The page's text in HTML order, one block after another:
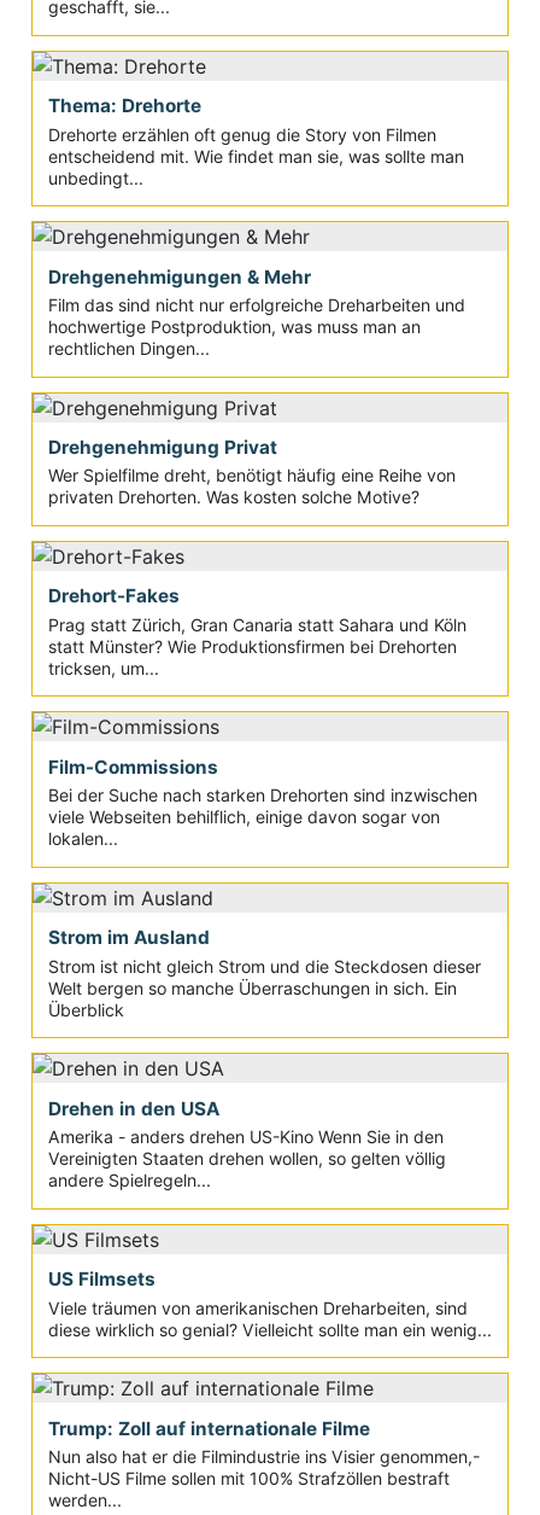
geschafft, sie...
Thema: Drehorte
Drehorte erzählen oft genug die Story von Filmen
entscheidend mit. Wie findet man sie, was sollte man
unbedingt...
Drehgenehmigungen & Mehr
Film das sind nicht nur erfolgreiche Dreharbeiten und
hochwertige Postproduktion, was muss man an
rechtlichen Dingen...
Drehgenehmigung Privat
Wer Spielfilme dreht, benötigt häufig eine Reihe von
privaten Drehorten. Was kosten solche Motive?
Drehort-Fakes
Prag statt Zürich, Gran Canaria statt Sahara und Köln
statt Münster? Wie Produktionsfirmen bei Drehorten
tricksen, um...
Film-Commissions
Bei der Suche nach starken Drehorten sind inzwischen
viele Webseiten behilflich, einige davon sogar von
lokalen...
Strom im Ausland
Strom ist nicht gleich Strom und die Steckdosen dieser
Welt bergen so manche Überraschungen in sich. Ein
Überblick
Drehen in den USA
Amerika - anders drehen US-Kino Wenn Sie in den
Vereinigten Staaten drehen wollen, so gelten völlig
andere Spielregeln...
US Filmsets
Viele träumen von amerikanischen Dreharbeiten, sind
diese wirklich so genial? Vielleicht sollte man ein wenig...
Trump: Zoll auf internationale Filme
Nun also hat er die Filmindustrie ins Visier genommen,-
Nicht-US Filme sollen mit 100% Strafzöllen bestraft
werden...